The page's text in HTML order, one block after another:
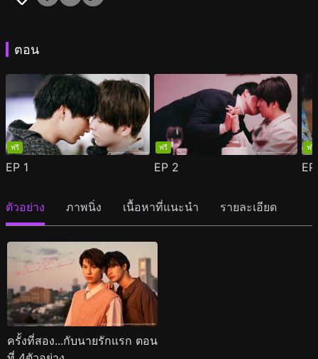
ตอน
ฟรี
EP 1
ฟรี
EP 2
ฟรี
ตัวอย่าง ภาพนิ่ง เนื้อหาที่แนะนำ รายละเอียด
ครั้งที่สอง...กับนายรักแรก ตอน